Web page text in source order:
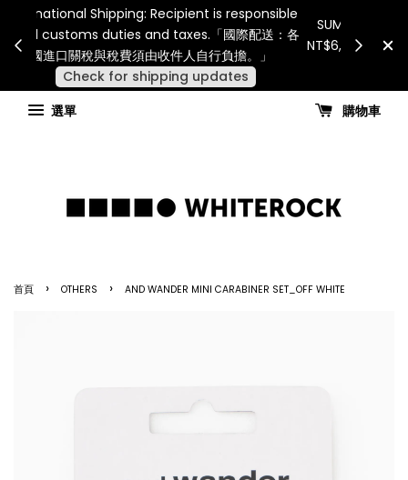
連假期間宅配服務將暫停配送。 如遇假日、天災或其
他不可抗力因素，出貨安排可能調整，敬請見諒
查看國內宅配最新公告
for all
國
選單
購物車
首頁 › OTHERS › AND WANDER MINI CARABINER SET_OFF WHITE